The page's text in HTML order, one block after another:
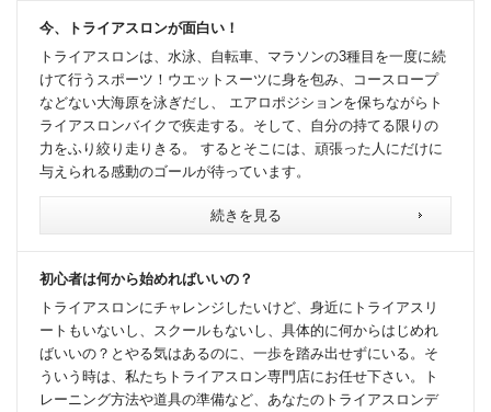
今、トライアスロンが面白い！
トライアスロンは、水泳、自転車、マラソンの3種目を一度に続
けて行うスポーツ！ウエットスーツに身を包み、コースロープ
などない大海原を泳ぎだし、 エアロポジションを保ちながらト
ライアスロンバイクで疾走する。そして、自分の持てる限りの
力をふり絞り走りきる。 するとそこには、頑張った人にだけに
与えられる感動のゴールが待っています。
続きを見る
初心者は何から始めればいいの？
トライアスロンにチャレンジしたいけど、身近にトライアスリ
ートもいないし、スクールもないし、具体的に何からはじめれ
ばいいの？とやる気はあるのに、一歩を踏み出せずにいる。そ
ういう時は、私たちトライアスロン専門店にお任せ下さい。ト
レーニング方法や道具の準備など、あなたのトライアスロンデ